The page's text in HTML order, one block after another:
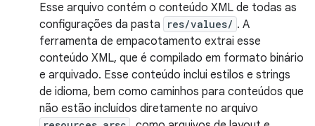
Esse arquivo contém o conteúdo XML de todas as
configurações da pasta
res/values/ . A
ferramenta de empacotamento extrai esse
conteúdo XML, que é compilado em formato binário
e arquivado. Esse conteúdo inclui estilos e strings
de idioma, bem como caminhos para conteúdos que
não estão incluídos diretamente no arquivo